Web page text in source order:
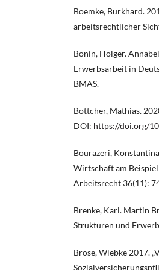
Boemke, Burkhard.
arbeitsrechtlicher
Bonin, Holger.
Erwerbsarbeit in
BMAS.
Böttcher, Mathias.
DOI: https://doi.org/
Bourazeri,
Wirtschaft am
Arbeitsrecht 36(11):
Brenke, Karl. Martin
Strukturen und
Brose, Wiebke 2017.